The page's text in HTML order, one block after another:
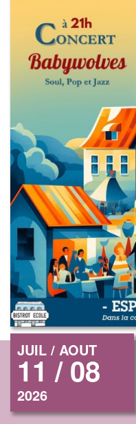
JUIL / AOUT
11 / 08
2026